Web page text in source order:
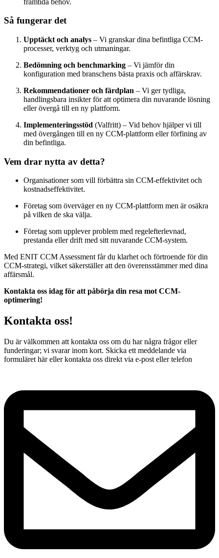
Så fungerar det
Upptäckt och analys – Vi granskar dina befintliga CCM-
processer, verktyg och utmaningar.
Bedömning och benchmarking – Vi jämför din
konfiguration med branschens bästa praxis och affärskrav.
Rekommendationer och färdplan – Vi ger tydliga,
handlingsbara insikter för att optimera din nuvarande lösning
eller övergå till en ny plattform.
Implementeringsstöd (Valfritt) – Vid behov hjälper vi till
med övergången till en ny CCM-plattform eller förfining av
din befintliga.
Vem drar nytta av detta?
Organisationer som vill förbättra sin CCM-effektivitet och
kostnadseffektivitet.
Företag som överväger en ny CCM-plattform men är osäkra
på vilken de ska välja.
Företag som upplever problem med regelefterlevnad,
prestanda eller drift med sitt nuvarande CCM-system.
Med ENIT CCM Assessment får du klarhet och förtroende för din
CCM-strategi, vilket säkerställer att den överensstämmer med dina
affärsmål.
Kontakta oss idag för att påbörja din resa mot CCM-
optimering!
Kontakta oss!
Du är välkommen att kontakta oss om du har några frågor eller
funderingar; vi svarar inom kort. Skicka ett meddelande via
formuläret här eller kontakta oss direkt via e-post eller telefon